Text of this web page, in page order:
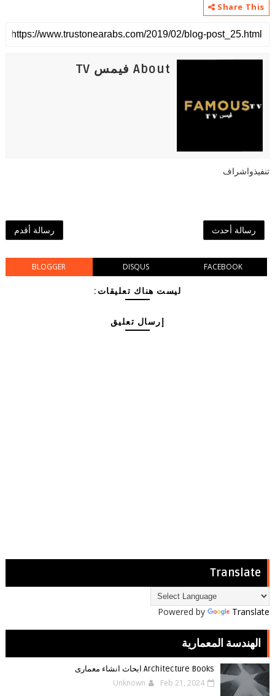
Share This
About فيمس TV
تنفيذواشراف
رسالة أحدث رسالة أقدم
BLOGGER DISQUS FACEBOOK
ليست هناك تعليقات:
إرسال تعليق
Translate
Powered by Translate
الهندسة المعمارية
Architecture Books ابحاث انشاء معمارى
Unknown Feb 21, 2024